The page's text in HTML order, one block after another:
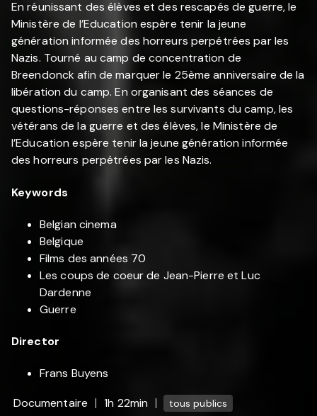
En réunissant des élèves et des rescapés de guerre, le
Ministère de l’Education espère tenir la jeune
génération informée des horreurs perpétrées par les
Nazis. Tourné au camp de concentration de
Breendonck afin de marquer le 25ème anniversaire de la
libération du camp. En organisant des séances de
questions-réponses entre les survivants du camp, les
vétérans de la guerre et des élèves, le Ministère de
l’Education espère tenir la jeune génération informée
des horreurs perpétrées par les Nazis.
Keywords
Belgian cinema
Belgique
Films des années 70
Les coups de coeur de Jean-Pierre et Luc
Dardenne
Guerre
Director
Frans Buyens
Documentaire
1h 22min tous publics